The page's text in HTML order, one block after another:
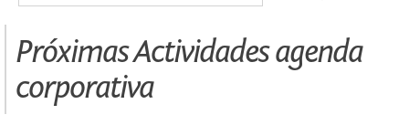
Próximas Actividades agenda
corporativa